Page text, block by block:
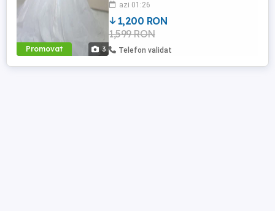
Promovat 3
azi 01:26
1,200 RON
1,599 RON
Telefon validat